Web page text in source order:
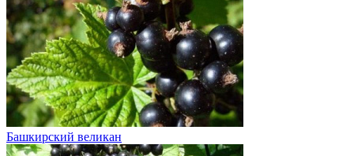
Башкирский великан